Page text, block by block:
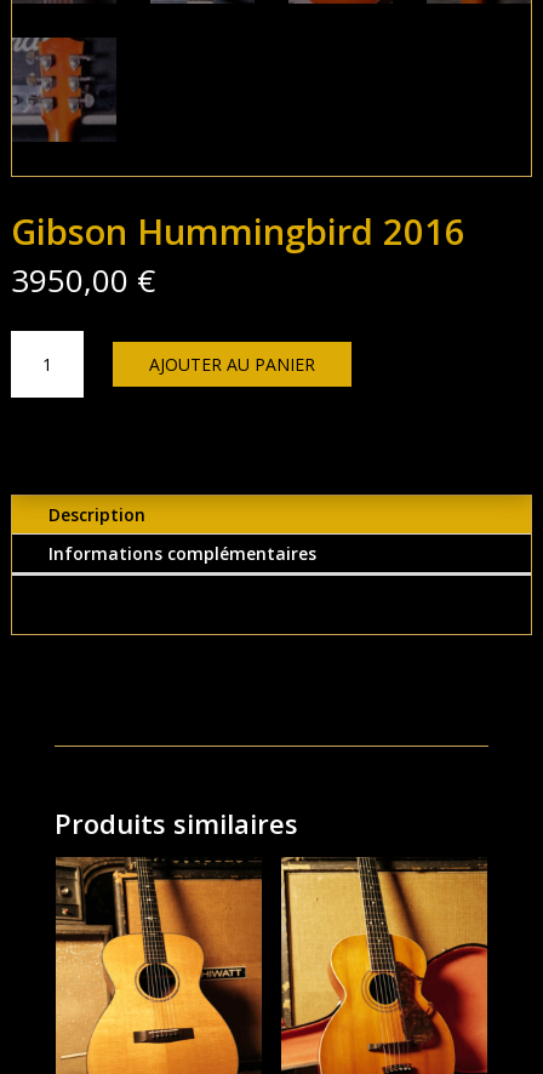
Gibson Hummingbird 2016
3950,00 €
Gibson
AJOUTER AU PANIER
Description
Informations complémentaires
Produits similaires